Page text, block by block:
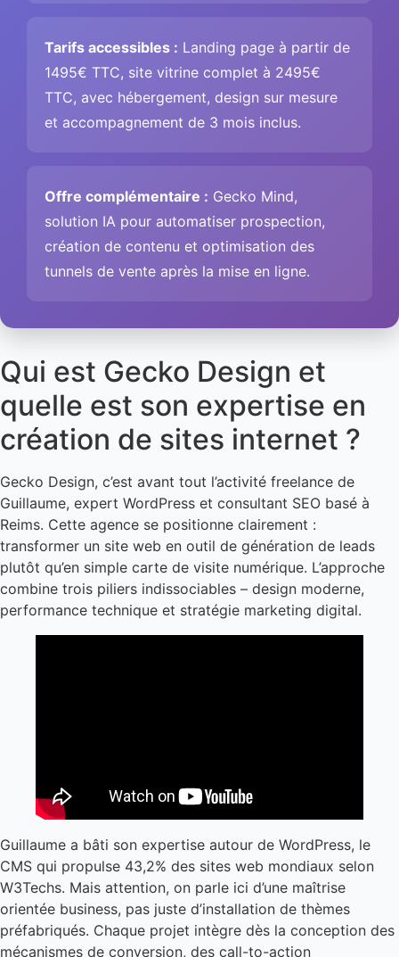
Tarifs accessibles : Landing page à partir de
1495€ TTC, site vitrine complet à 2495€
TTC, avec hébergement, design sur mesure
et accompagnement de 3 mois inclus.
Offre complémentaire : Gecko Mind,
solution IA pour automatiser prospection,
création de contenu et optimisation des
tunnels de vente après la mise en ligne.
Qui est Gecko Design et
quelle est son expertise en
création de sites internet ?
Gecko Design, c’est avant tout l’activité freelance de
Guillaume, expert WordPress et consultant SEO basé à
Reims. Cette agence se positionne clairement :
transformer un site web en outil de génération de leads
plutôt qu’en simple carte de visite numérique. L’approche
combine trois piliers indissociables – design moderne,
performance technique et stratégie marketing digital.
Guillaume a bâti son expertise autour de WordPress, le
CMS qui propulse 43,2% des sites web mondiaux selon
W3Techs. Mais attention, on parle ici d’une maîtrise
orientée business, pas juste d’installation de thèmes
préfabriqués. Chaque projet intègre dès la conception des
mécanismes de conversion, des call-to-action